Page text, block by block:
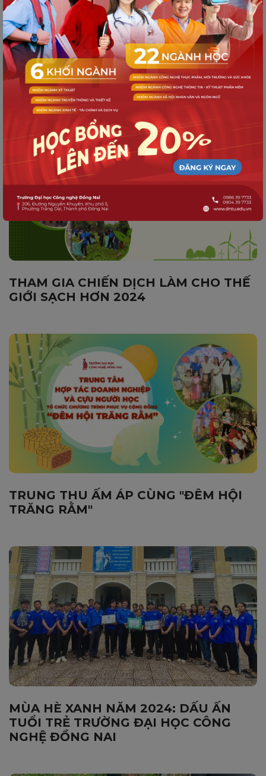
NGÀY HỘI HIẾN MÁU TÌNH NGUYỆN
2024 TẠI TRƯỜNG ĐẠI HỌC CÔNG
NGHỆ ĐỒNG NAI
THAM GIA CHIẾN DỊCH LÀM CHO THẾ
GIỚI SẠCH HƠN 2024
TRUNG THU ẤM ÁP CÙNG "ĐÊM HỘI
TRĂNG RẰM"
MÙA HÈ XANH NĂM 2024: DẤU ẤN
TUỔI TRẺ TRƯỜNG ĐẠI HỌC CÔNG
NGHỆ ĐỒNG NAI